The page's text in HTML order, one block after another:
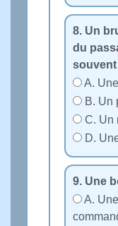
8. Un
du
souvent
A.
B. Un
C. Un
D.
9. Une
A.